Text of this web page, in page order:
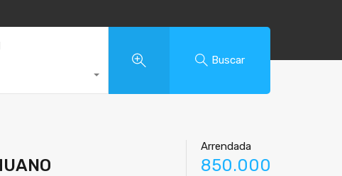
Buscar
Arrendada
850.000